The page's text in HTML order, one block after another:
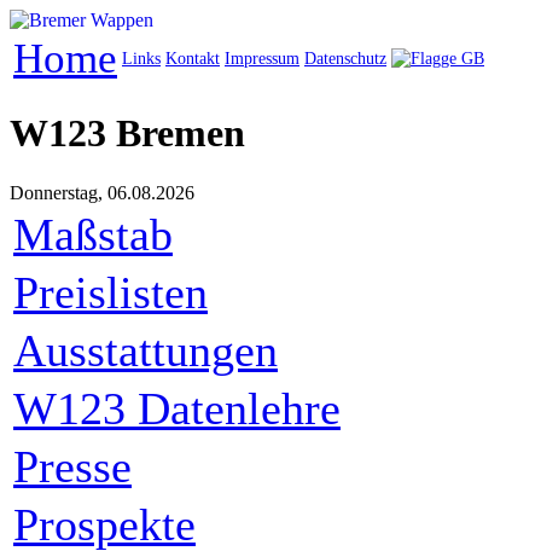
Home Links Kontakt Impressum Datenschutz
W123 Bremen
Donnerstag, 06.08.2026
Maßstab
Preislisten
Ausstattungen
W123 Datenlehre
Presse
Prospekte